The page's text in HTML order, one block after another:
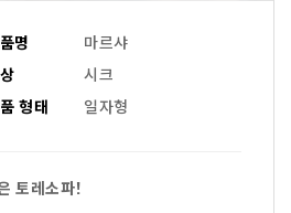
명
마르샤
시크
형태
일자형
토레소파!